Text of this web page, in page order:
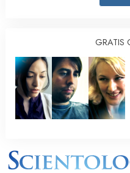
GRATIS